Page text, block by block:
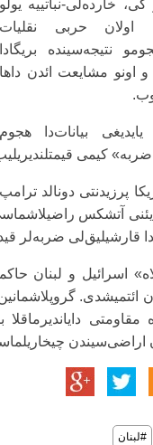
خارده‌لی-نباتییه یولو
اولان حربی نقلیات
نتیجه‌سینده بریگادا
اونو مشایعت ائد‌ن داها
بیانات‌دا هجوم
کیمی
پرزیدنتی دونالد
یئنی آتشکس
قارشیلیق‌لی ضربه‌لر
اسرائیل و لبنان
ائتمیشدی.
مقاومتی
اراضی‌سیندن
#لبنان